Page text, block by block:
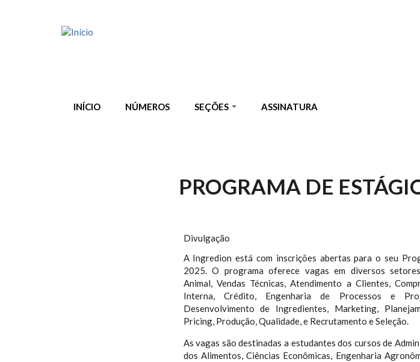
INÍCIO NÚMEROS SEÇÕES ASSINATURA
PROGRAMA DE
Divulgação
A Ingredion está com inscrições abertas para o seu
2025. O programa oferece vagas em diversos
Animal, Vendas Técnicas, Atendimento a Clientes,
Interna, Crédito, Engenharia de Processos e
Desenvolvimento de Ingredientes, Marketing,
Pricing, Produção, Qualidade, e Recrutamento e Seleção.
As vagas são destinadas a estudantes dos cursos de
dos Alimentos, Ciências Econômicas, Engenharia